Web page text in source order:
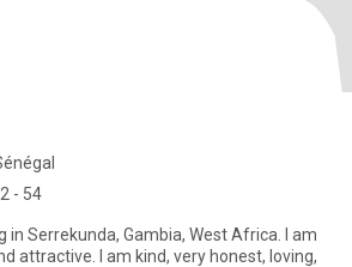
- 54
in Serrekunda, Gambia, West Africa. I am
very honest, loving,